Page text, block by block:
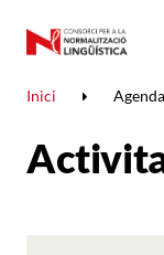
Inici Agenda